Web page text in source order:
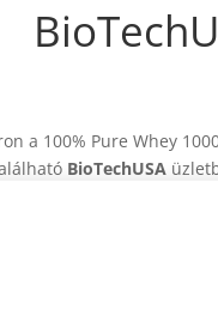
a 100% Pure Whey
BioTechUSA